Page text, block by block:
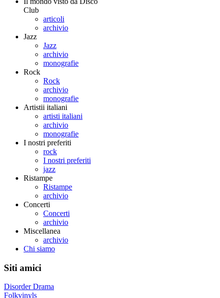
Club
articoli
archivio
Jazz
Jazz
archivio
monografie
Rock
Rock
archivio
monografie
Artistii italiani
artisti italiani
archivio
monografie
I nostri preferiti
rock
I nostri preferiti
jazz
Ristampe
Ristampe
archivio
Concerti
Concerti
archivio
Miscellanea
archivio
Chi siamo
Siti amici
Disorder Drama
Folkvinyls